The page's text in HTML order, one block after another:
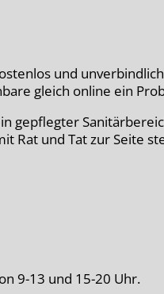
und unverbindlich
gleich online ein
gepflegter
Rat und Tat zur Seite
9-13 und 15-20 Uhr.